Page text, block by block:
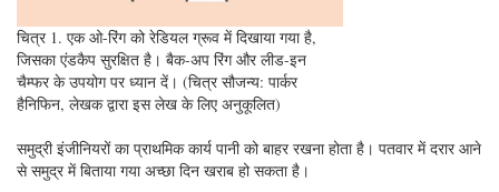
चित्र 1. एक ओ-रिंग को रेडियल ग्रूव में दिखाया गया है,
जिसका एंडकैप सुरक्षित है। बैक-अप रिंग और लीड-इन
चैम्फर के उपयोग पर ध्यान दें। (चित्र सौजन्य: पार्कर
हैनिफिन, लेखक द्वारा इस लेख के लिए अनुकूलित)
समुद्री इंजीनियरों का प्राथमिक कार्य पानी को बाहर रखना होता है। पतवार में दरार आने
से समुद्र में बिताया गया अच्छा दिन खराब हो सकता है।